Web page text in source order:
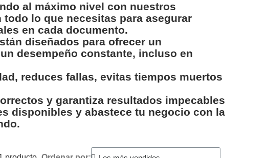
al máximo nivel con nuestros
lo que necesitas para asegurar
en cada documento.
diseñados para ofrecer un
desempeño constante, incluso en
reduces fallas, evitas tiempos muertos
y garantiza resultados impecables
disponibles y abastece tu negocio con la